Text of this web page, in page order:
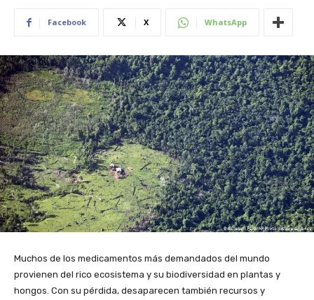
Facebook X WhatsApp
Muchos de los medicamentos más demandados del mundo
provienen del rico ecosistema y su biodiversidad en plantas y
hongos. Con su pérdida, desaparecen también recursos y